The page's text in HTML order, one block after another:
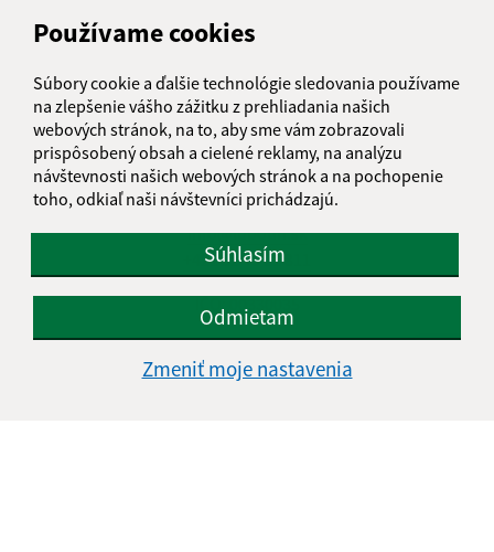
Používame cookies
Súbory cookie a ďalšie technológie sledovania používame
na zlepšenie vášho zážitku z prehliadania našich
webových stránok, na to, aby sme vám zobrazovali
prispôsobený obsah a cielené reklamy, na analýzu
návštevnosti našich webových stránok a na pochopenie
toho, odkiaľ naši návštevníci prichádzajú.
Súhlasím
Odmietam
Zmeniť moje nastavenia
Obedňajšia prestávka:
Kontakt:
Obecný úrad Ľubotín
Na rovni 302/12
065 41 Ľubotín
info@lubotin.sk
+421 52 49 21 311
IČO: 00330035